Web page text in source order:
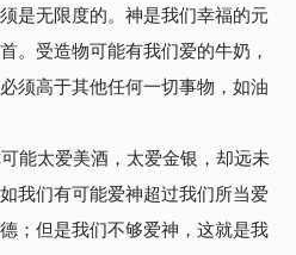
是无限度的。神是我们幸福的元
。受造物可能有我们爱的牛奶，
须高于其他任何一切事物，如油
能太爱美酒，太爱金银，却远未
我们有可能爱神超过我们所当爱
；但是我们不够爱神，这就是我